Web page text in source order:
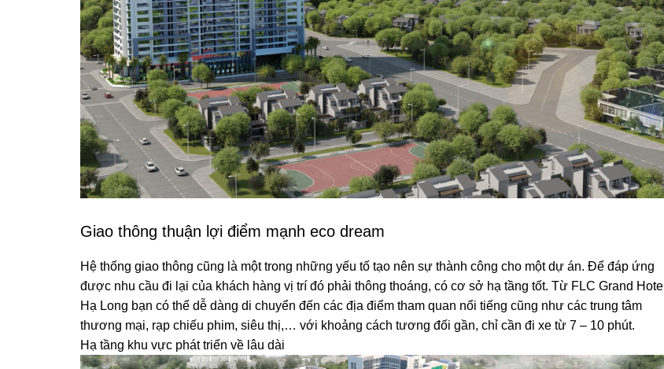
Giao thông thuận lợi điểm mạnh eco dream
Hệ thống giao thông cũng là một trong những yếu tố tạo nên sự thành công cho một dự án. Để đáp ứng
được nhu cầu đi lại của khách hàng vị trí đó phải thông thoáng, có cơ sở hạ tầng tốt. Từ FLC Grand Hotel
Hạ Long bạn có thể dễ dàng di chuyển đến các địa điểm tham quan nổi tiếng cũng như các trung tâm
thương mại, rạp chiếu phim, siêu thị,… với khoảng cách tương đối gần, chỉ cần đi xe từ 7 – 10 phút.
Hạ tầng khu vực phát triển về lâu dài